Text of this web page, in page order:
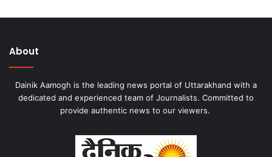
About
Dainik Aamogh is the leading news portal of Uttarakhand with a
dedicated and experienced team of Journalists. Committed to
provide authentic news to our viewers.